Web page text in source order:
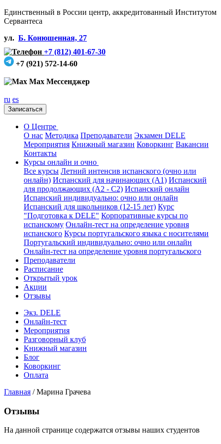
Единственный в России центр, аккредитованный Институтом
Сервантеса
ул. Б. Конюшенная, 27
+7 (812) 401-67-30
+7 (921) 572-14-60
Max Мессенджер
ru es
Записаться
О Центре
О нас Методика Преподаватели Экзамен DELE
Мероприятия Книжный магазин Коворкинг Вакансии
Контакты
Курсы онлайн и очно
Все курсы Летний интенсив испанского (очно или
онлайн) Испанский для начинающих (А1) Испанский
для продолжающих (А2 - С2) Испанский онлайн
Испанский индивидуально: очно или онлайн
Испанский для школьников (12-15 лет) Курс
"Подготовка к DELE" Корпоративные курсы по
испанскому Онлайн-тест на определение уровня
испанского Курсы португальского языка с носителями
Португальский индивидуально: очно или онлайн
Онлайн-тест на определение уровня португальского
Преподаватели
Расписание
Открытый урок
Акции
Отзывы
Экз. DELE
Онлайн-тест
Мероприятия
Разговорный клуб
Книжный магазин
Блог
Коворкинг
Оплата
Главная / Марина Грачева
Отзывы
На данной странице содержатся отзывы наших студентов